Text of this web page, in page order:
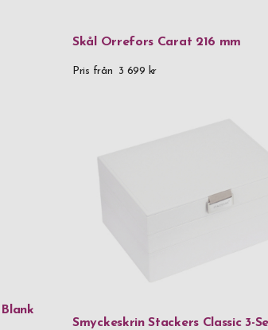
1 000 kr-
Skål Orrefors Carat 216 mm
Pris från 3 699 kr
Smyckeskrin Stackers Classic 3-